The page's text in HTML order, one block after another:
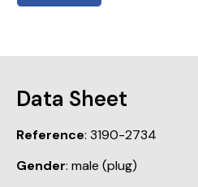
Data Sheet
Reference: 3190-2734
Gender: male (plug)